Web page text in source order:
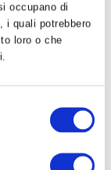
occupano di
i quali potrebbero
loro o che